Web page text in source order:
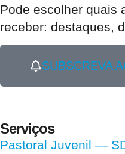
Pode escolher quais
receber: destaques,
SUBSCREVA
Serviços
Pastoral Juvenil —